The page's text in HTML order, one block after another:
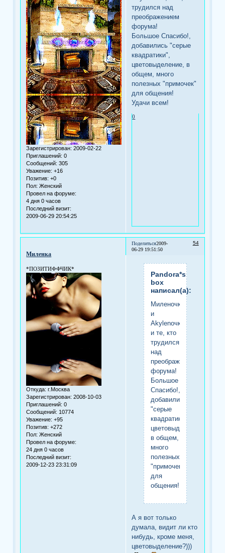
Зарегистрирован: 2009-02-22
Приглашений: 0
Сообщений: 305
Уважение: +16
Позитив: +0
Пол: Женский
Провел на форуме:
4 дня 0 часов
Последний визит:
2009-06-29 20:54:25
трудился над
преображением
форума!
Большое Спасибо!,
добавились "серые
квадратики",
цветовыделение, в
общем, много
полезных "примочек"
для общения!
Удачи всем!
0
Поделиться 54
2009-
06-29 19:51:50
Миленка
*ПОЗИТИФФЧИК*
Откуда: г.Москва
Зарегистрирован: 2008-10-03
Приглашений: 0
Сообщений: 10774
Уважение: +95
Позитив: +272
Пол: Женский
Провел на форуме:
24 дня 0 часов
Последний визит:
2009-12-23 23:31:09
Pandora*s
box
написал(а):
Миленочка
и
Аkylenoчка,
и те, кто
трудился
над
преображением
форума!
Большое
Спасибо!,
добавились
"серые
квадратики",
цветовыделение,
в общем,
много
полезных
"примочек"
для
общения!
А я вот только
думала, видит ли кто
нибудь, кроме меня,
цветовыделение?)))